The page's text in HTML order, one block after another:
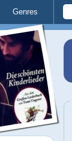
Genres